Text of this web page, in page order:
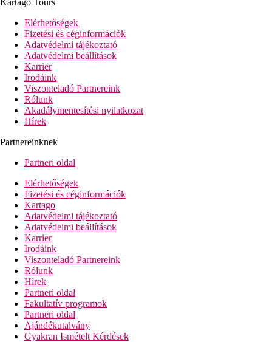
Kartago Tours
Elérhetőségek
Fizetési és céginformációk
Adatvédelmi tájékoztató
Adatvédelmi beállítások
Karrier
Irodáink
Viszonteladó Partnereink
Rólunk
Akadálymentesítési nyilatkozat
Hírek
Partnereinknek
Partneri oldal
Elérhetőségek
Fizetési és céginformációk
Kartago
Adatvédelmi tájékoztató
Adatvédelmi beállítások
Karrier
Irodáink
Viszonteladó Partnereink
Rólunk
Hírek
Partneri oldal
Fakultatív programok
Partneri oldal
Ajándékutalvány
Gyakran Ismételt Kérdések